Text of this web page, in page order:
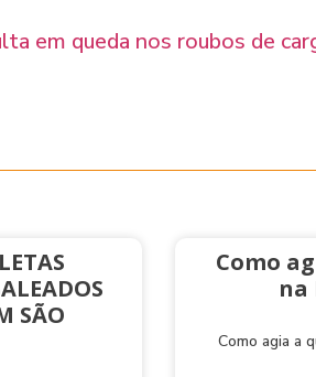
em queda nos roubos de
SÃO
Como
na
Como agia a